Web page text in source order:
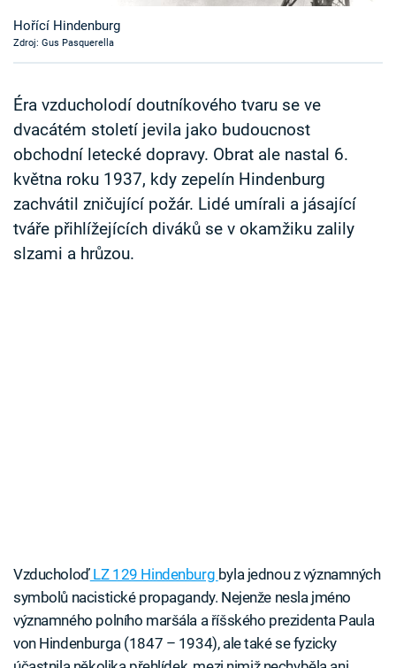
Sledujte nás
Hořící Hindenburg
Zdroj: Gus Pasquerella
Éra vzducholodí doutníkového tvaru se ve
dvacátém století jevila jako budoucnost
obchodní letecké dopravy. Obrat ale nastal 6.
května roku 1937, kdy zepelín Hindenburg
zachvátil zničující požár. Lidé umírali a jásající
tváře přihlížejících diváků se v okamžiku zalily
slzami a hrůzou.
VzducholoďLZ 129 Hindenburg byla jednou z významných
symbolů nacistické propagandy. Nejenže nesla jméno
významného polního maršála a říšského prezidenta Paula
von Hindenburga (1847 – 1934), ale také se fyzicky